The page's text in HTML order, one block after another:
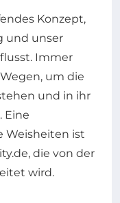
Konzept,
und unser
Immer
um die
und in ihr
Eine
Weisheiten ist
die von der
wird.